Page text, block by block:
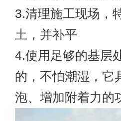
3.清理施工现场，
土，并补平
4.使用足够的基层
的，不怕潮湿，它
泡、增加附着力的